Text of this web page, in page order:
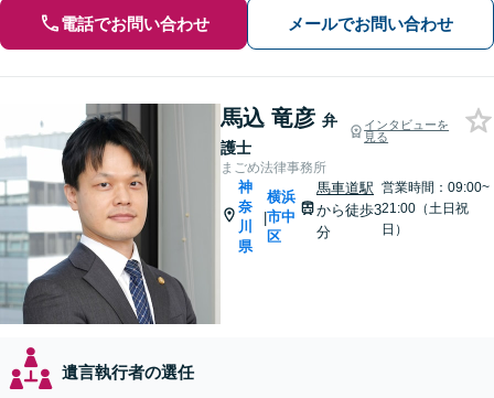
電話でお問い合わせ メールでお問い合わせ
馬込 竜彦 弁
護士
インタビューを
見る
まごめ法律事務所
神
奈
川
県
|
横浜
市中
区
馬車道駅
から徒歩3
分
営業時間：09:00~
21:00（土日祝
日）
遺言執行者の選任